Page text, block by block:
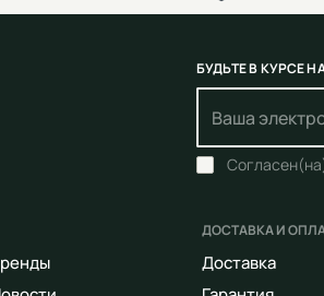
БУДЬТЕ В КУРСЕ
ДОСТАВКА И
Доставка